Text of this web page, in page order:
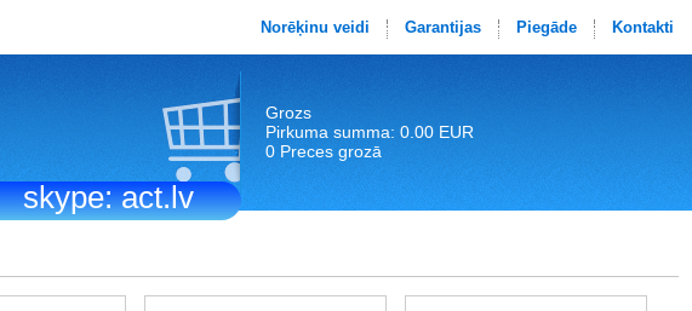
skype: act.lv
Norēķinu veidi Garantijas Piegāde Kontakti
Grozs
Pirkuma summa: 0.00 EUR
0 Preces grozā